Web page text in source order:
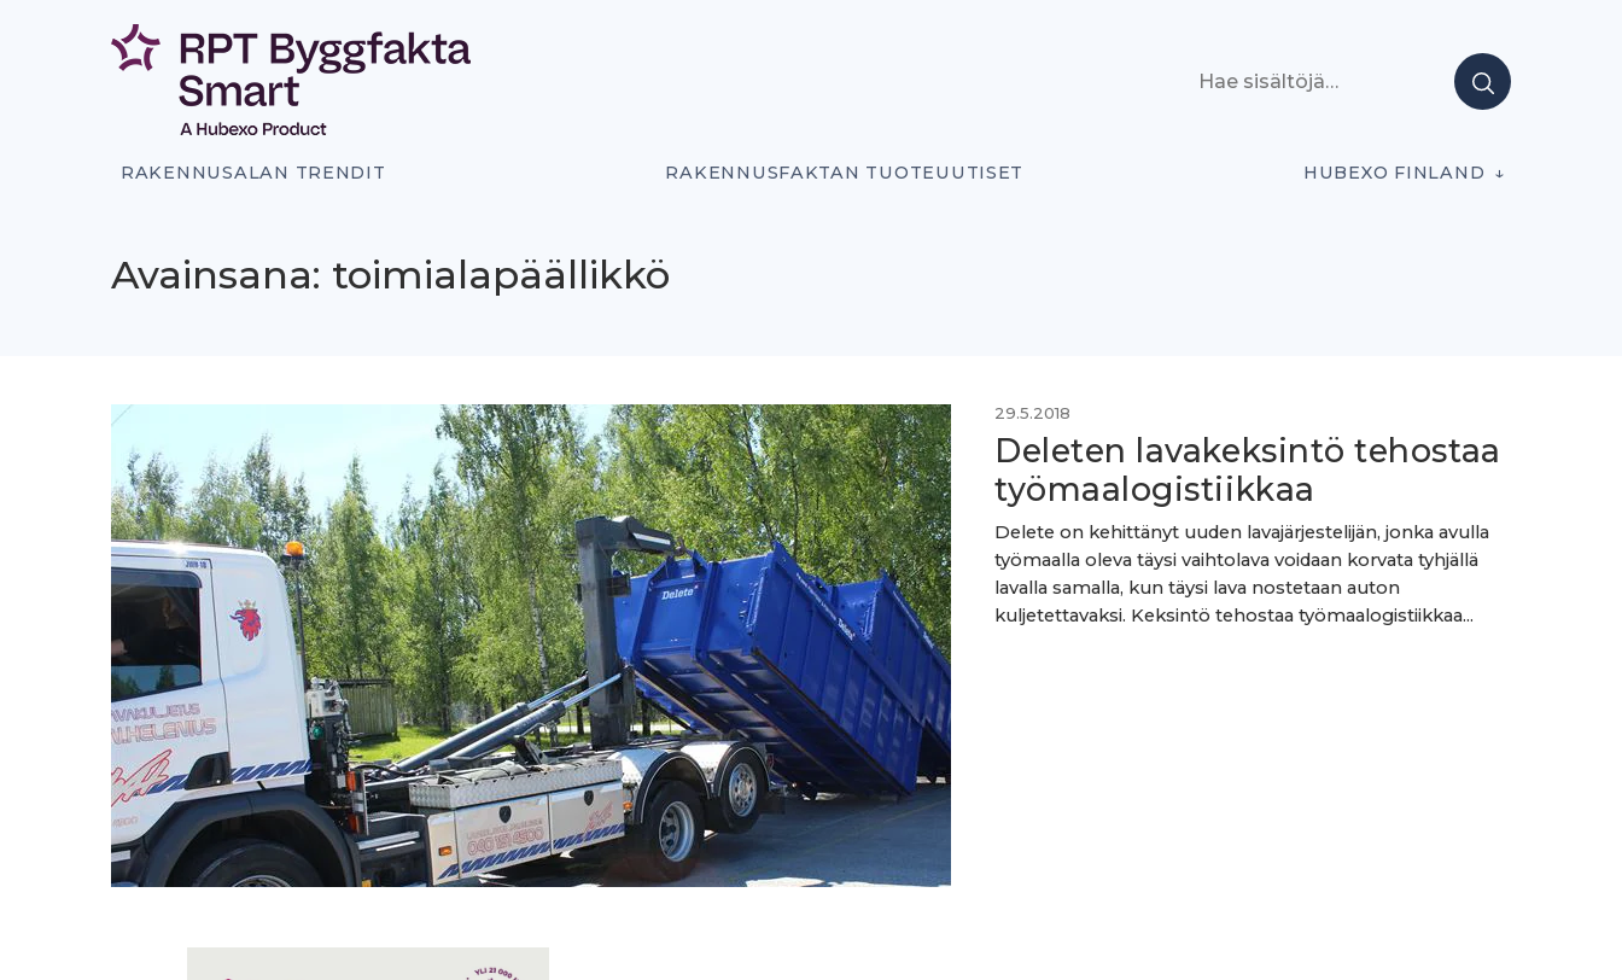
RAKENNUSALAN TRENDIT RAKENNUSFAKTAN TUOTEUUTISET HUBEXO FINLAND
Avainsana: toimialapäällikkö
29.5.2018
Deleten lavakeksintö tehostaa
työmaalogistiikkaa
Delete on kehittänyt uuden lavajärjestelijän, jonka avulla
työmaalla oleva täysi vaihtolava voidaan korvata tyhjällä
lavalla samalla, kun täysi lava nostetaan auton
kuljetettavaksi. Keksintö tehostaa työmaalogistiikkaa...